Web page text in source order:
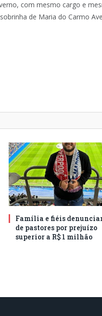
com mesmo cargo e
de Maria do Carmo
Família e fiéis
de pastores por prejuízo
superior a R$ 1 milhão